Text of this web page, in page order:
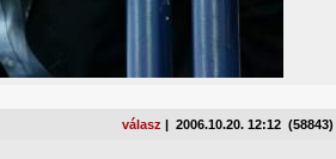
válasz | 2006.10.20. 12:12 (58843)